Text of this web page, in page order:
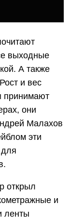
выходные
А также
и вес
принимают
они
Малахов
эти
открыл
и
ленты